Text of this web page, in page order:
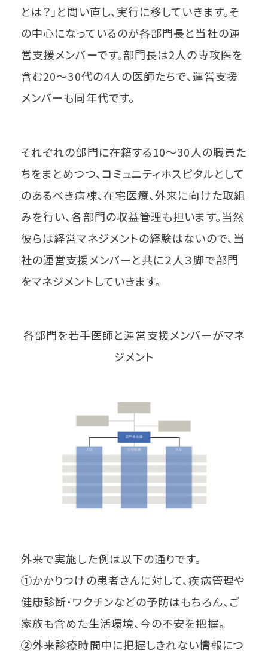
とは？」と問い直し、実行に移していきます。そ
の中心になっているのが各部門長と当社の運
営支援メンバーです。部門長は2人の専攻医を
含む20～30代の4人の医師たちで、運営支援
メンバーも同年代です。
それぞれの部門に在籍する10～30人の職員た
ちをまとめつつ、コミュニティホスピタルとして
のあるべき病棟、在宅医療、外来に向けた取組
みを行い、各部門の収益管理も担います。当然
彼らは経営マネジメントの経験はないので、当
社の運営支援メンバーと共に２人３脚で部門
をマネジメントしていきます。
各部門を若手医師と運営支援メンバーがマネ
ジメント
外来で実施した例は以下の通りです。
①かかりつけの患者さんに対して、疾病管理や
健康診断・ワクチンなどの予防はもちろん、ご
家族も含めた生活環境、今の不安を把握。
②外来診療時間中に把握しきれない情報につ